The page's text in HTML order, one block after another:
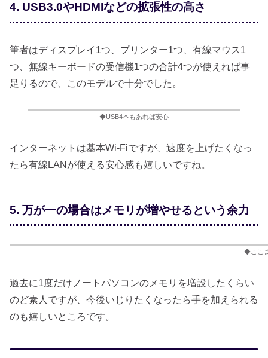
4. USB3.0やHDMIなどの拡張性の高さ
筆者はディスプレイ1つ、プリンター1つ、有線マウス1
つ、無線キーボードの受信機1つの合計4つが使えれば事
足りるので、このモデルで十分でした。
◆USB4本もあれば安心
インターネットは基本Wi-Fiですが、速度を上げたくなっ
たら有線LANが使える安心感も嬉しいですね。
5. 万が一の場合はメモリが増やせるという余力
◆ここ
過去に1度だけノートパソコンのメモリを増設したくらい
のど素人ですが、今後いじりたくなったら手を加えられる
のも嬉しいところです。